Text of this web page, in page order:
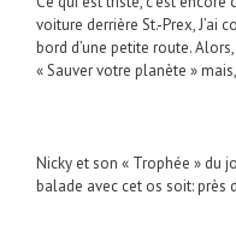
voiture derrière St.-Prex, J’ai
bord d’une petite route.
« Sauver votre planète »
Nicky et son « Trophée » du
balade avec cet os soit: près